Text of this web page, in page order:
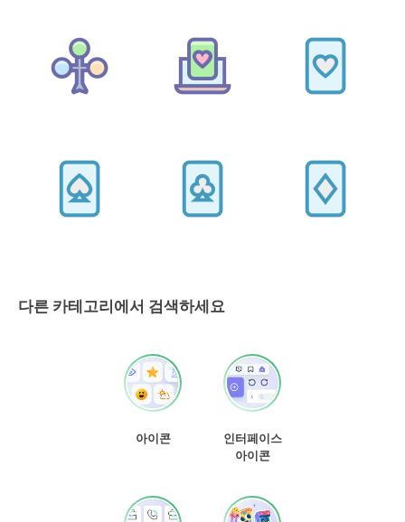
다른 카테고리에서 검색하세요
아이콘
인터페이스
아이콘